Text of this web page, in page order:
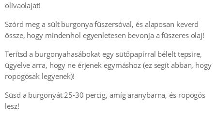
olívaolajat!
Szórd meg a sült burgonya fűszersóval, és alaposan keverd
össze, hogy mindenhol egyenletesen bevonja a fűszeres olaj!
Terítsd a burgonyahasábokat egy sütőpapírral bélelt tepsire,
ügyelve arra, hogy ne érjenek egymáshoz (ez segít abban, hogy
ropogósak legyenek)!
Süsd a burgonyát 25-30 percig, amíg aranybarna, és ropogós
lesz!